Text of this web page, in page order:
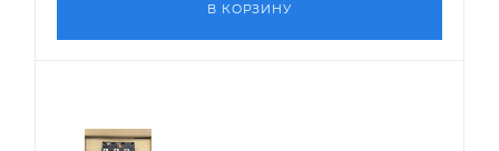
В КОРЗИНУ